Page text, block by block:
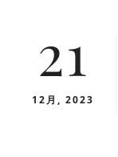
21
12月, 2023